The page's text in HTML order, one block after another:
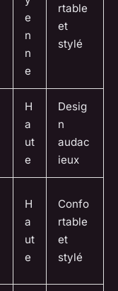
e
n
n
e
rtable
et
stylé
H
a
ut
e
Desig
n
audac
ieux
H
a
ut
e
Confo
rtable
et
stylé